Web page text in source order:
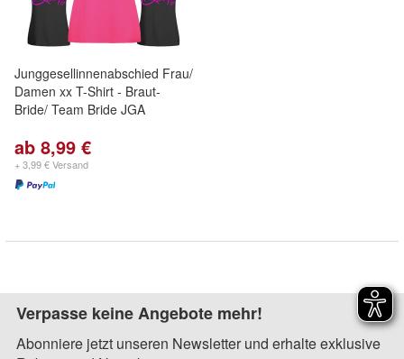
Junggesellinnenabschied Frau/
Damen xx T-Shirt - Braut-
Bride/ Team Bride JGA
ab 8,99 €
+ 3,99 € Versand
Verpasse keine Angebote mehr!
Abonniere jetzt unseren Newsletter und erhalte exklusive